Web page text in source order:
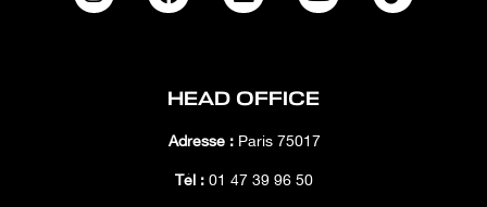
HEAD OFFICE
Adresse :Paris 75017
Tél : 01 47 39 96 50